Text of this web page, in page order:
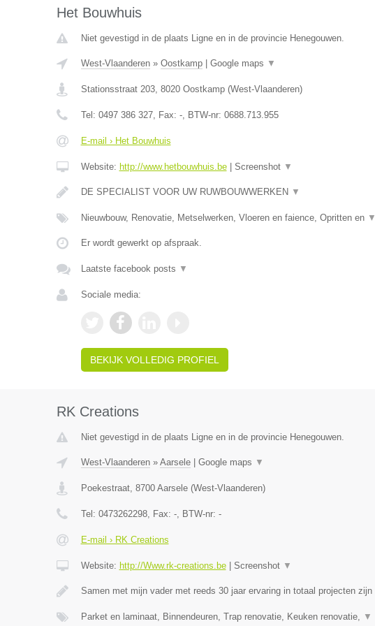
Het Bouwhuis
Niet gevestigd in de plaats Ligne en in de provincie Henegouwen.
West-Vlaanderen» Oostkamp| Google maps ▼
Stationsstraat 203, 8020 Oostkamp(West-Vlaanderen)
Tel: 0497 386 327, Fax: -, BTW-nr: 0688.713.955
E-mail › Het Bouwhuis
Website: http://www.hetbouwhuis.be| Screenshot ▼
DE SPECIALIST VOOR UW RUWBOUWWERKEN ▼
Nieuwbouw, Renovatie, Metselwerken, Vloeren en faience, Opritten en ▼
Er wordt gewerkt op afspraak.
Laatste facebook posts ▼
Sociale media:
BEKIJK VOLLEDIG PROFIEL
RK Creations
Niet gevestigd in de plaats Ligne en in de provincie Henegouwen.
West-Vlaanderen» Aarsele| Google maps ▼
Poekestraat, 8700 Aarsele(West-Vlaanderen)
Tel: 0473262298, Fax: -, BTW-nr: -
E-mail › RK Creations
Website: http://Www.rk-creations.be| Screenshot ▼
Samen met mijn vader met reeds 30 jaar ervaring in totaal projecten zijn
Parket en laminaat, Binnendeuren, Trap renovatie, Keuken renovatie, ▼